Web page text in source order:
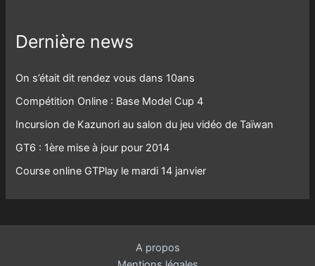
Dernière news
On s’était dit rendez vous dans 10ans
Compétition Online : Base Model Cup 4
Incursion de Kazunori au salon du jeu vidéo de Taïwan
GT6 : 1ère mise à jour pour 2014
Course online GTPlay le mardi 14 janvier
A propos